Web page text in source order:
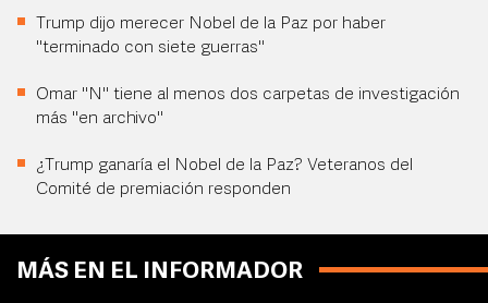
Trump dijo merecer Nobel de la Paz por haber
"terminado con siete guerras"
Omar "N" tiene al menos dos carpetas de investigación
más "en archivo"
¿Trump ganaría el Nobel de la Paz? Veteranos del
Comité de premiación responden
MÁS EN EL INFORMADOR